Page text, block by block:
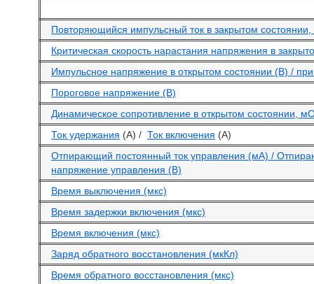
Повторяющийся импульсный ток в закрытом
Критическая скорость нарастания напряжения в
Импульсное напряжение в открытом состоянии (В) /
Пороговое напряжение (В)
Динамическое сопротивление в открытом состоянии,
Ток удержания (А) / Ток включения (А)
Отпирающий постоянный ток управления (мА) /
напряжение управления (В)
Время выключения (мкс)
Время задержки включения (мкс)
Время включения (мкс)
Заряд обратного восстановления (мкКл)
Время обратного восстановления (мкс)